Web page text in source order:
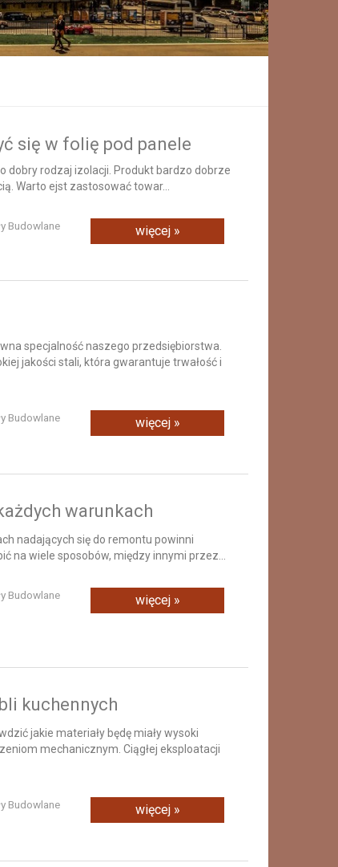
się w folię pod panele
dobry rodzaj izolacji. Produkt bardzo dobrze
Warto ejst zastosować towar...
Budowlane więcej »
specjalność naszego przedsiębiorstwa.
jakości stali, która gwarantuje trwałość i
Budowlane więcej »
warunkach
nadających się do remontu powinni
na wiele sposobów, między innymi przez...
Budowlane więcej »
kuchennych
jakie materiały będę miały wysoki
mechanicznym. Ciągłej eksploatacji
Budowlane więcej »